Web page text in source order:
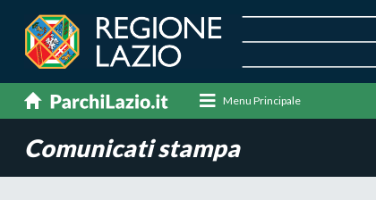
Menu Principale
Comunicati stampa